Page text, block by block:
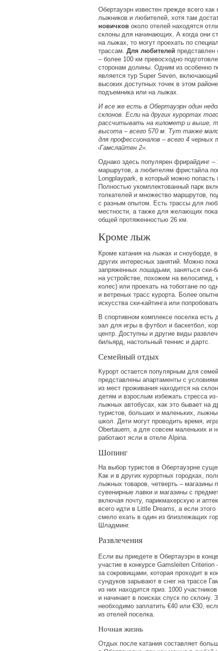
Обертауэрн известен прежде всего
лыжников и любителей, хотя там
новичков около отелей находятся
склоны для начинающих. А когда они
на лыжах, то могут проехать по
трассам. Для любителей
– более 100 км превосходно
сторонам долины. Одним из особенно
является тур Super Seven,
высоких доступных точек в этом
подъемника или на лыжах.
И все же есть в Обертауэрн один
склонов. Если на других курортах
рассчитывать на километр и выше,
высота – всего 570 м. Тут также
для профессионалов – всего 4
«Гамслайтен 2».
Однако здесь популярен фрирайдинг –
маршрутов, а любителям фристайла
Longplaypark, в который можно
Полностью укомплектованный парк
толкателей и множество маршрутов,
с разным опытом. Есть трассы для
местности, а также для желающих
общей протяженностью 26 км.
Кроме лыж
Кроме катания на лыжах и сноуборде,
других интересных занятий. Можно
запряженных лошадьми, заняться ски-
на устройстве, похожем на
колес) или проехать на тобоггане по
и ветреных трасс курорта. Более
искусства ски-кайтинга или
В спортивном комплексе поселка есть
зал для игры в футбол и баскетбол,
центр. Доступны и другие виды
бильярд, настольный теннис и дартс.
Семейный отдых
Курорт остается популярным для
представлены апартаменты с
из мест проживания находится на
детям и взрослым избежать стресса
лыжных автобусах, как это бывает на
туристов, больших и маленьких,
школ. Дети могут проводить время,
Obertauern, а для совсем маленьких и
работают ясли в отеле Alpina.
Шопинг
На выбор туристов в Обертауэрне
Как и в других курортных городках,
лыжных товаров, четверть – магазины
сувенирные лавки и магазины с
включая почту, парикмахерскую и
всего идти в Little Dreams, а если
смело ехать в один из близлежащих
Шладминг.
Развлечения
Если вы приедете в Обертауэрн в
участие в конкурсе Gamsleiten Criterion
за сокровищами, которая проходит в
сундуков зарывают в снег на трассе
из них находится приз. 1000
и начинает в поисках спуск по склону.
необходимо заплатить €40 или €30,
из отелей поселка.
Ночная жизнь
Отдых после катания составляет